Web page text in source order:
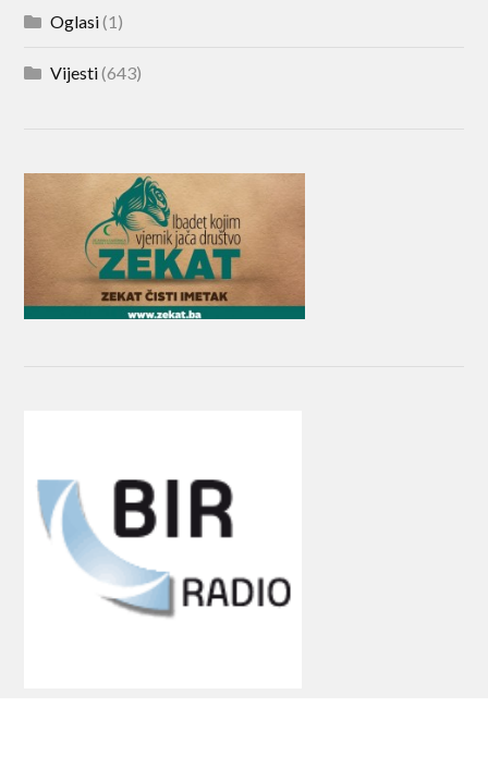
Oglasi(1)
Vijesti(643)